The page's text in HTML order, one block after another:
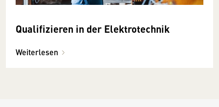
Qualifizieren in der Elektrotechnik
Weiterlesen